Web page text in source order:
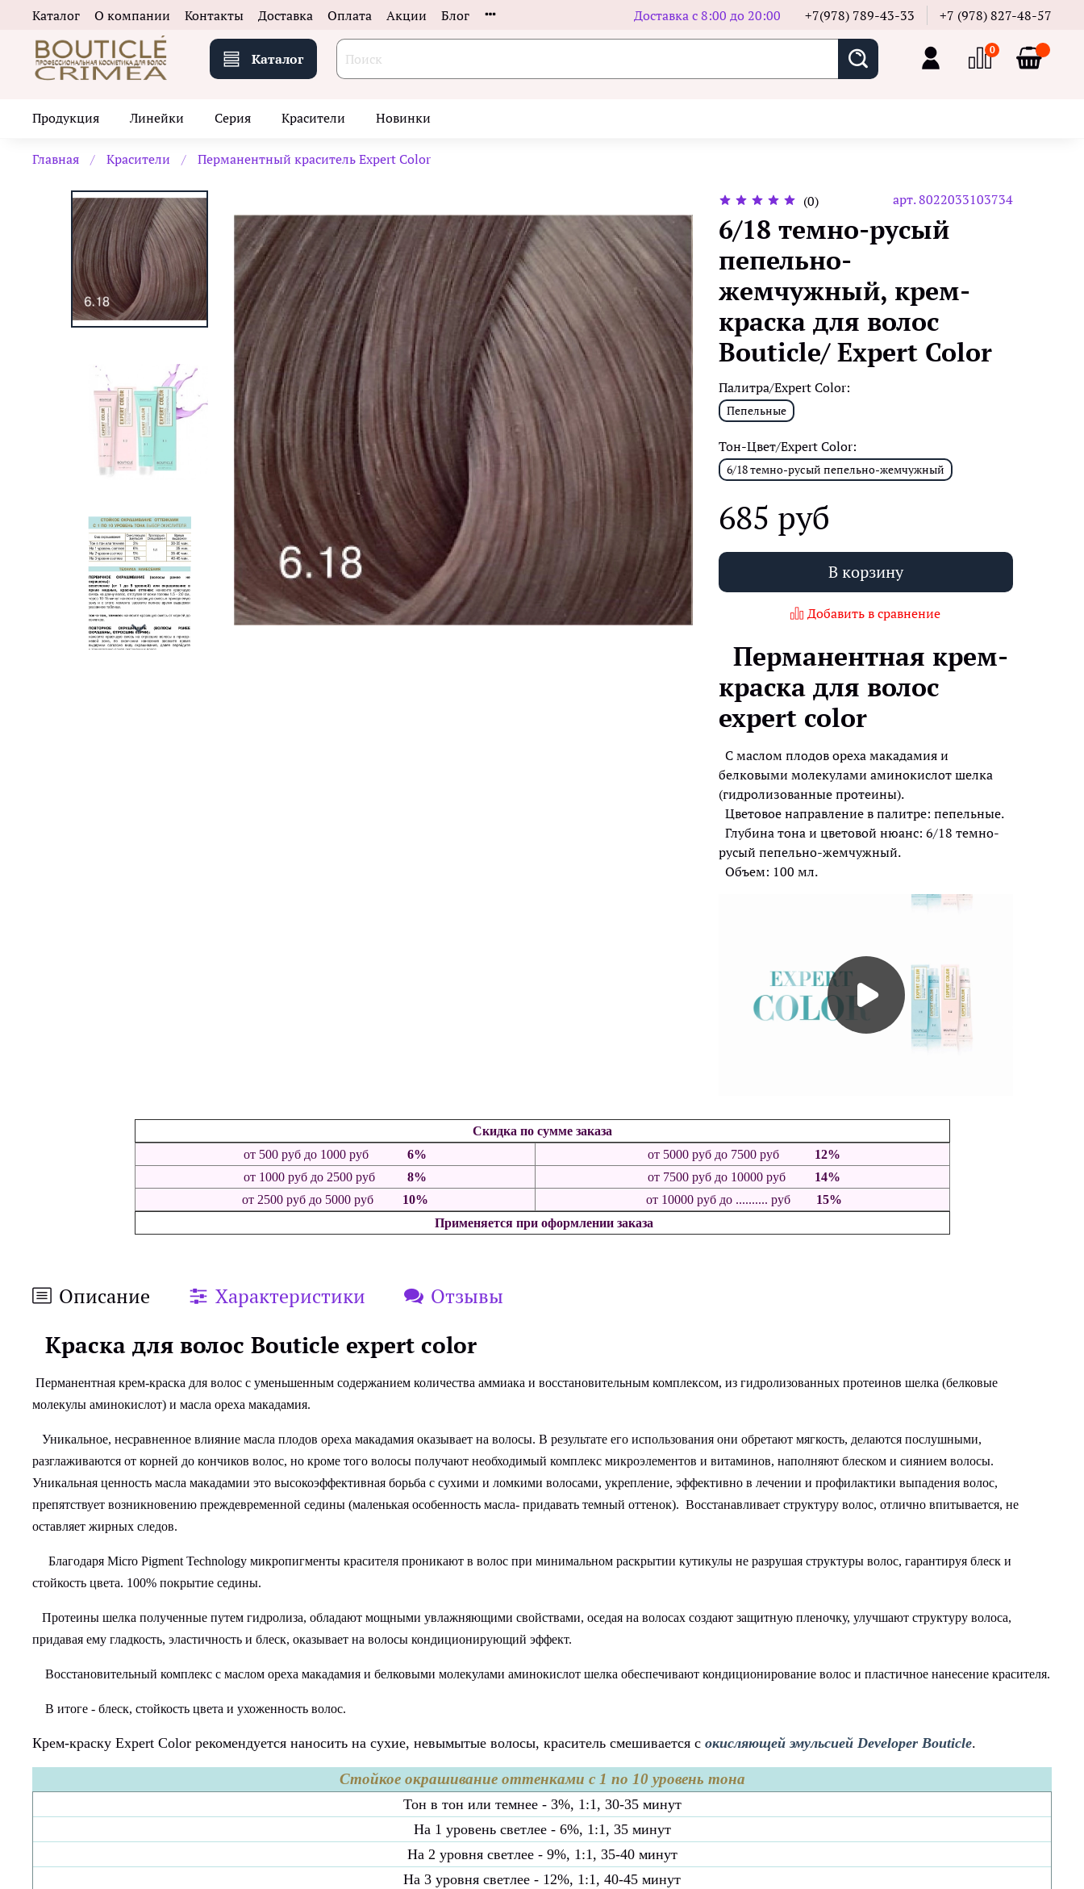
Каталог О компании Контакты Доставка Оплата Акции Блог Доставка с 8:00 до 20:00 +7(978) 789-43-33 +7 (978) 827-48-57
Каталог
0
Продукция Линейки Серия Красители Новинки
Главная Красители Перманентный краситель Expert Color
(0) арт.8022033103734
6/18 темно-русый
пепельно-
жемчужный, крем-
краска для волос
Bouticle/ Expert Color
Палитра/Expert Color:
Пепельные
Тон-Цвет/Expert Color:
6/18 темно-русый пепельно-жемчужный
685 руб
В корзину
Добавить в сравнение
Перманентная крем-
краска для волос
expert color
C маслом плодов ореха макадамия и
белковыми молекулами аминокислот шелка
(гидролизованные протеины).
Цветовое направление в палитре: пепельные.
Глубина тона и цветовой нюанс: 6/18 темно-
русый пепельно-жемчужный.
Объем: 100 мл.
Скидка по сумме заказа
от 500 рубдо 1000 руб 6% от 5000 руб до 7500 руб 12%
от 1000 рубдо 2500 руб 8% от 7500 руб до 10000 руб 14%
от 2500 руб до 5000 руб 10% от 10000 руб до .......... руб 15%
Применяется при оформлении заказа
Описание Характеристики Отзывы
Краска для волос Bouticle expert color
Перманентная крем-краска для волос с уменьшенным содержанием количества аммиака и восстановительным комплексом, из гидролизованных протеинов шелка (белковые
молекулы аминокислот) и масла ореха макадамия.
Уникальное, несравненное влияние масла плодов ореха макадамия оказывает на волосы. В результате его использования они обретают мягкость, делаются послушными,
разглаживаются от корней до кончиков волос, но кроме того волосы получают необходимый комплекс микроэлементов и витаминов, наполняют блеском и сиянием волосы.
Уникальная ценность масла макадамии это высокоэффективная борьба с сухими и ломкими волосами, укрепление, эффективно в лечении и профилактики выпадения волос,
препятствует возникновению преждевременной седины (маленькая особенность масла- придавать темный оттенок). Восстанавливает структуру волос, отлично впитывается, не
оставляет жирных следов.
Благодаря Micro Pigment Technology микропигменты красителя проникают в волос при минимальном раскрытии кутикулы не разрушая структуры волос, гарантируя блеск и
стойкость цвета. 100% покрытие седины.
Протеины шелка полученные путем гидролиза, обладают мощными увлажняющими свойствами, оседая на волосах создают защитную пленочку, улучшают структуру волоса,
придавая ему гладкость, эластичность и блеск, оказывает на волосы кондиционирующий эффект.
Восстановительный комплекс с маслом ореха макадамия и белковыми молекулами аминокислот шелка обеспечивают кондиционирование волос и пластичное нанесение красителя.
В итоге - блеск, стойкость цвета и ухоженность волос.
Крем-краску Expert Color рекомендуется наносить на сухие, невымытые волосы, краситель смешивается с окисляющей эмульсией Developer Bouticle.
Стойкое окрашивание оттенками с 1 по 10 уровень тона
Тон в тон или темнее - 3%, 1:1, 30-35 минут
На 1 уровень светлее - 6%, 1:1, 35 минут
На 2 уровня светлее - 9%, 1:1, 35-40 минут
На 3 уровня светлее - 12%, 1:1, 40-45 минут